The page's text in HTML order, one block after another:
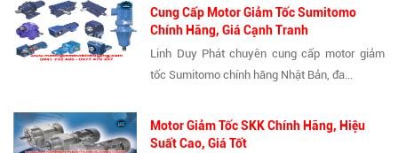
Cung Cấp Motor Giảm Tốc Sumitomo
Chính Hãng, Giá Cạnh Tranh
Linh Duy Phát chuyên cung cấp motor giảm
tốc Sumitomo chính hãng Nhật Bản, đa...
Motor Giảm Tốc SKK Chính Hãng, Hiệu
Suất Cao, Giá Tốt